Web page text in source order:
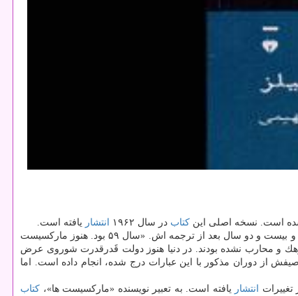
شده است. نسخه اصلی این كتاب در سال ۱۹۶۲ انتشار یافته است.
قصه یا قصه هایی دارد. «ماركسیست ها» نصفه و نیمه منتشر می شود؛ چهل و یك سال پس از نگارش، و بیست و دو سال بعد از ترجمه اش. «سال ۵۹ بود. هنوز ماركسیست
و محارب نشده بودند. در دنیا هنوز دولت قَدرقدرت شوروی عرض
از دوران مذكور با این عبارات درج شده، انجام داده است. اما
انتشار یافته است. به تعبیر نویسنده «ماركسیست ها»، كتاب